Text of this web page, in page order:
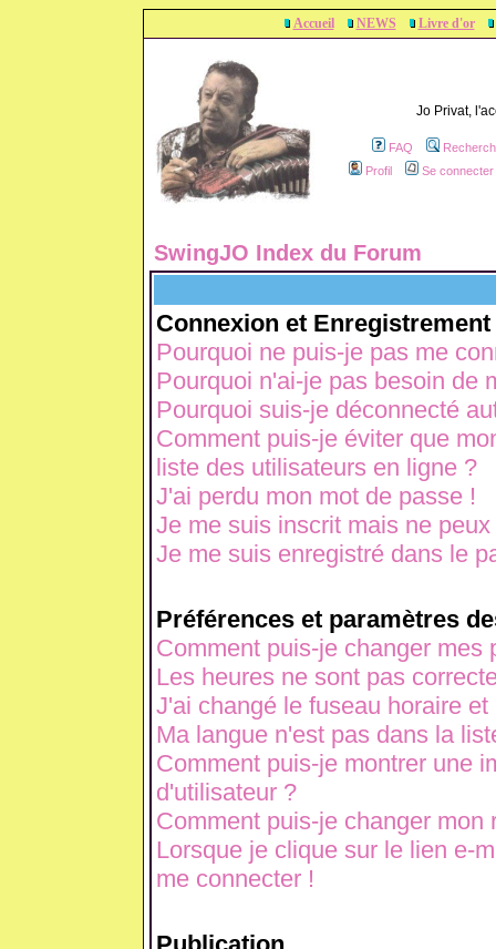
Accueil NEWS Livre d'or
Jo Privat,
FAQ
Profil
Se
SwingJO Index du Forum
Connexion et Enregistrement
Pourquoi ne puis-je pas me
Pourquoi n'ai-je pas besoin de
Pourquoi suis-je déconnecté
Comment puis-je éviter que
liste des utilisateurs en ligne ?
J'ai perdu mon mot de passe !
Je me suis inscrit mais ne
Je me suis enregistré dans le
Préférences et paramètres
Comment puis-je changer mes
Les heures ne sont pas
J'ai changé le fuseau horaire
Ma langue n'est pas dans la
Comment puis-je montrer une
d'utilisateur ?
Comment puis-je changer mon
Lorsque je clique sur le lien e-
me connecter !